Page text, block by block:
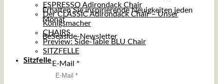
Erhalten Sie inspirierende Neuigkeiten jeden
Monat
BeSeaside-Newsletter
E-Mail *
ESPRESSO Adirondack Chair
Der CLASSIC Adirondack Chair – Unser
Königsmacher
CHAIRS
Preview: Side-Table BLU Chair
SITZFELLE
Sitzfelle